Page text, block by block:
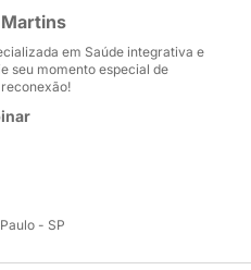
em Saúde integrativa e
seu momento especial de
- SP